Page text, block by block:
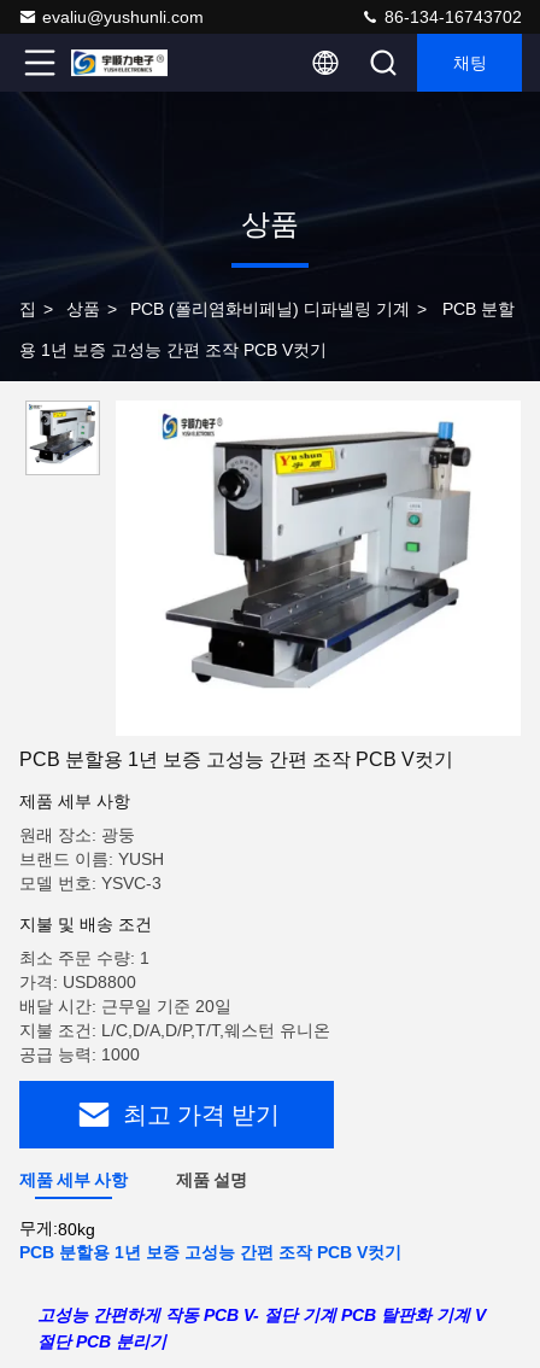
evaliu@yushunli.com 86-134-16743702
채팅
상품
집 > 상품 > PCB (폴리염화비페닐) 디파넬링 기계 > PCB 분할
용 1년 보증 고성능 간편 조작 PCB V컷기
PCB 분할용 1년 보증 고성능 간편 조작 PCB V컷기
제품 세부 사항
원래 장소: 광둥
브랜드 이름: YUSH
모델 번호: YSVC-3
지불 및 배송 조건
최소 주문 수량: 1
가격: USD8800
배달 시간: 근무일 기준 20일
지불 조건: L/C,D/A,D/P,T/T,웨스턴 유니온
공급 능력: 1000
최고 가격 받기
제품 세부 사항 제품 설명
무게:80kg
PCB 분할용 1년 보증 고성능 간편 조작 PCB V컷기
고성능 간편하게 작동 PCB V- 절단 기계 PCB 탈판화 기계 V
절단 PCB 분리기